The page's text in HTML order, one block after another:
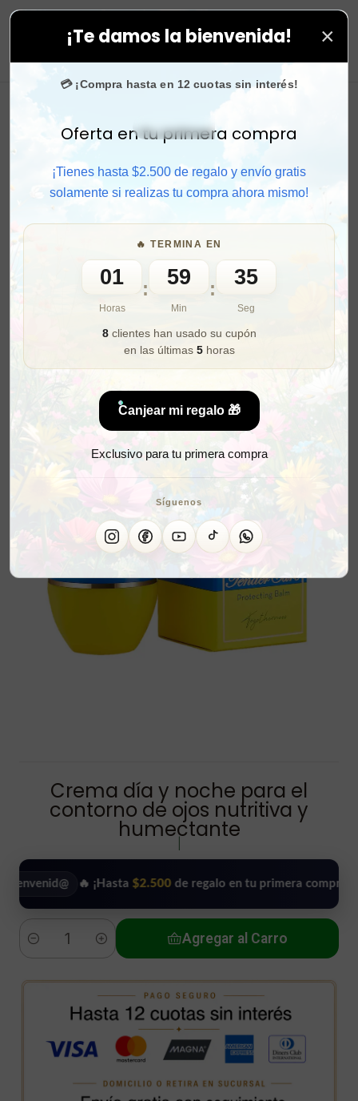
¡Te damos la bienvenida! ×
💳 ¡Compra hasta en 12 cuotas sin interés!
Activar sonido
Oferta en tu primera compra
¡Tienes hasta $2.500 de regalo y envío gratis
solamente si realizas tu compra ahora mismo!
🔥 TERMINA EN
01
Horas
: 59
Min
: 34
Seg
8clientes han usado su cupón
en las últimas 5horas
Canjear mi regalo 🎁
Exclusivo para tu primera compra
Síguenos
rápido y aprovecha. 💙 +50.000 fans en
Crema día y noche para el
contorno de ojos nutritiva y
humectante
🔥 ¡Hasta$2.500de regalo en tu primera compra! •
Cantidad
Agregar al Carro